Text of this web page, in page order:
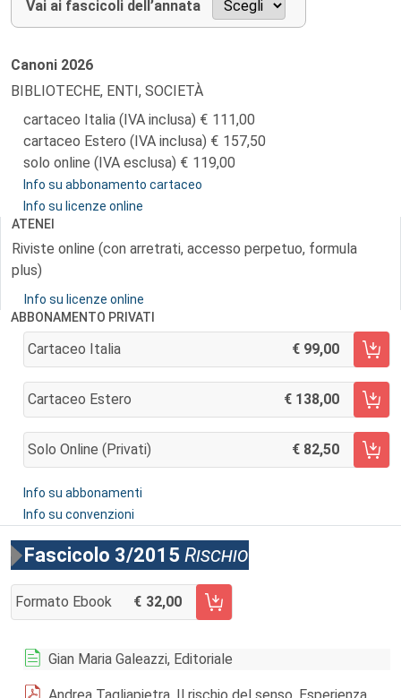
Vai ai fascicoli dell’annata
Canoni 2026
BIBLIOTECHE, ENTI, SOCIETÀ
cartaceo Italia (IVA inclusa)
111,00
cartaceo Estero (IVA inclusa)
157,50
solo online (IVA esclusa)
119,00
Info su abbonamento cartaceo
Info su licenze online
ATENEI
Riviste online (con arretrati, accesso perpetuo, formula
plus)
Info su licenze online
ABBONAMENTO PRIVATI
Cartaceo Italia 99,00
AGGIUNGI AL CARRELLO
Cartaceo Estero 138,00
AGGIUNGI AL CARRELLO
Solo Online (privati) 82,50
AGGIUNGI AL CARRELLO
Info su abbonamenti
Info su convenzioni
Fascicolo 3/2015 Rischio
Formato Ebook 32,00
AGGIUNGI AL CARRELLO FASCICOLO 3/2015
Gian Maria Galeazzi, Editoriale